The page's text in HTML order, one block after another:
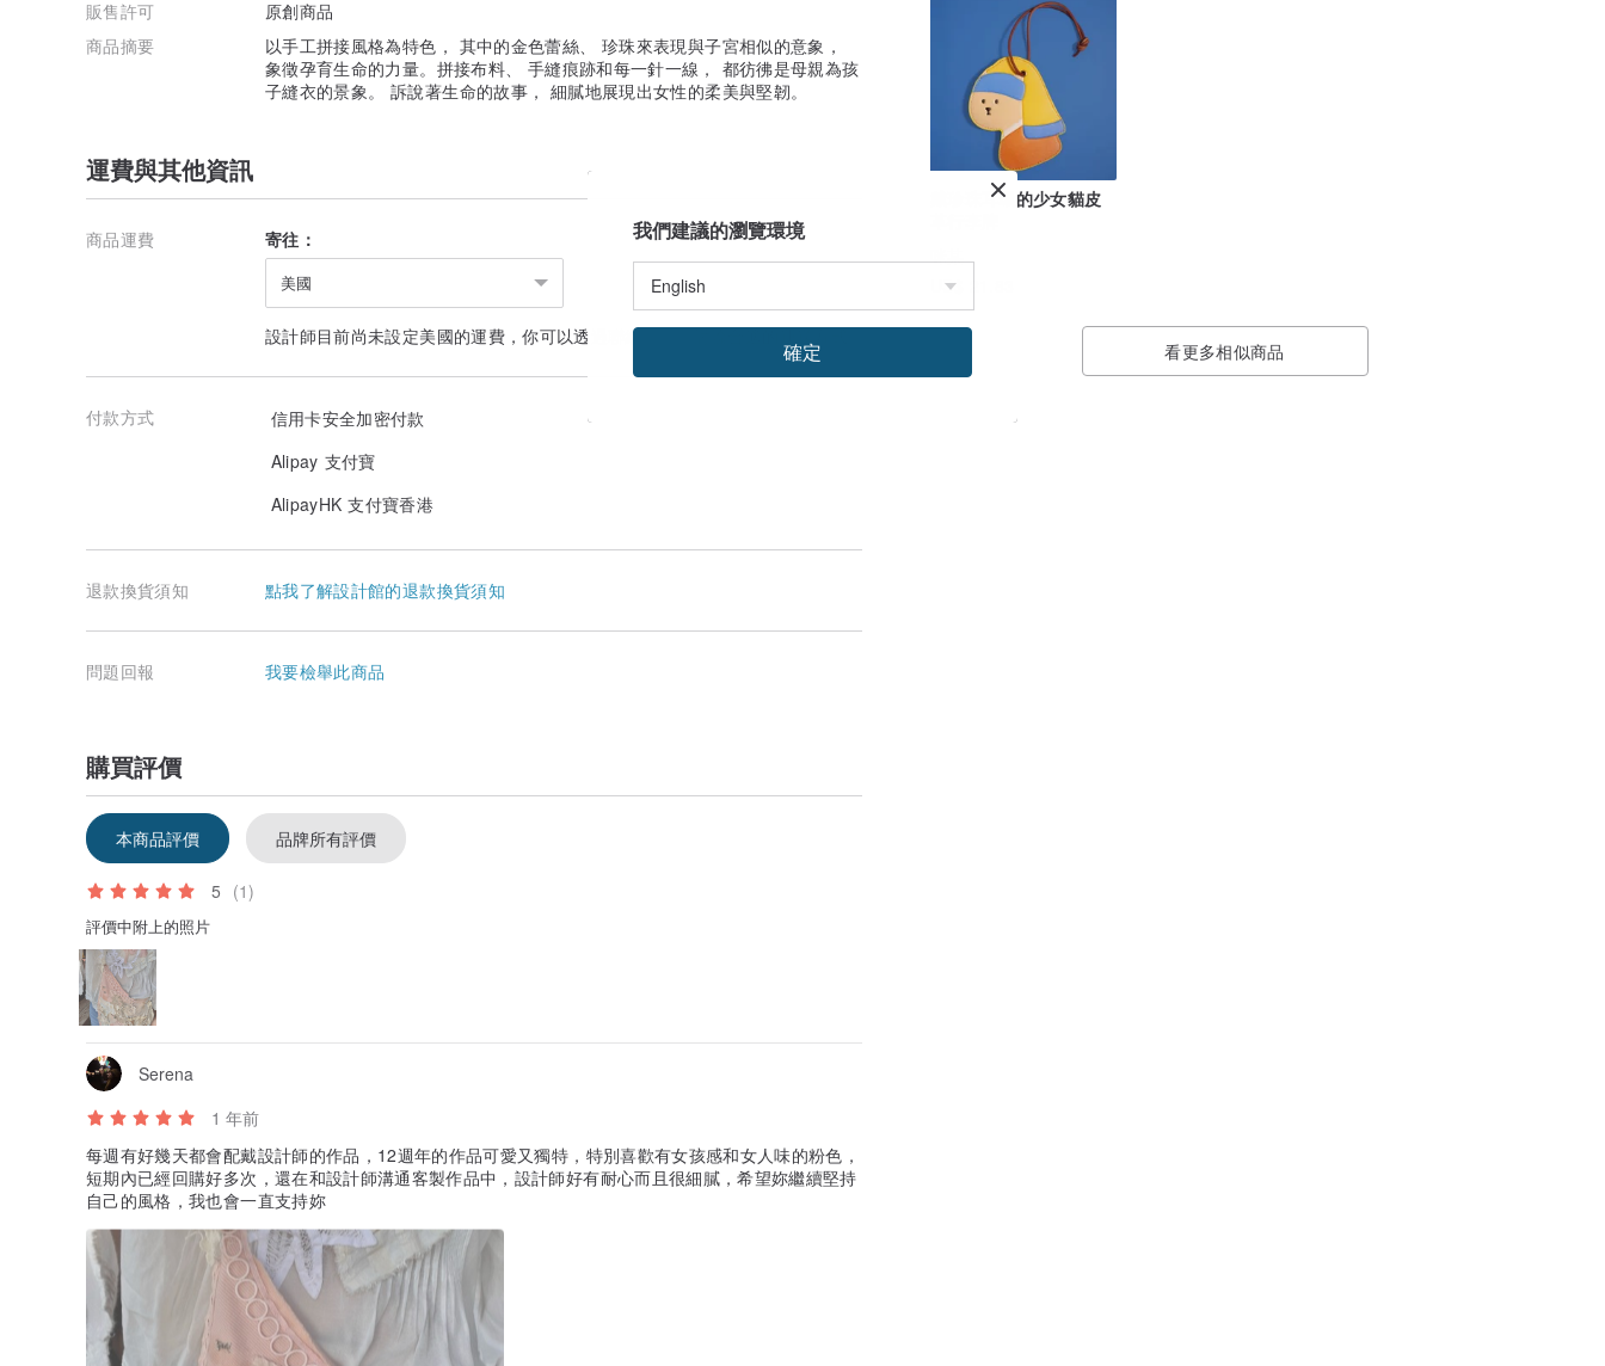
戴珍珠耳環的少女貓皮
咪某
US$ 21.83
看更多相似商品
販售許可
原創商品
商品摘要
以手工拼接風格為特色， 其中的金色蕾絲、 珍珠來表現與子宮相似的意象，
象徵孕育生命的力量。拼接布料、 手縫痕跡和每一針一線， 都彷彿是母親為孩
子縫衣的景象。 訴說著生命的故事， 細膩地展現出女性的柔美與堅韌。
運費與其他資訊
商品運費 寄往：
美國
設計師目前尚未設定美國的運費，你可以透過 聯絡設計師討論合適的運送方式
付款方式
信用卡安全加密付款
Alipay 支付寶
AlipayHK 支付寶香港
退款換貨須知 點我了解設計館的退款換貨須知
問題回報 我要檢舉此商品
購買評價
本商品評價 品牌所有評價
5 (1)
評價中附上的照片
Serena
1 年前
每週有好幾天都會配戴設計師的作品，12週年的作品可愛又獨特，特別喜歡有女孩感和女人味的粉色，
短期內已經回購好多次，還在和設計師溝通客製作品中，設計師好有耐心而且很細膩，希望妳繼續堅持
自己的風格，我也會一直支持妳
我們建議的瀏覽環境
確定